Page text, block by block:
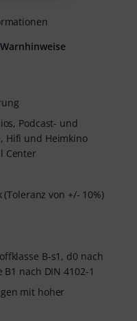
Podcast- und
Hifi und Heimkino
Center
von +/- 10%)
B-s1, d0 nach
nach DIN 4102-1
mit hoher